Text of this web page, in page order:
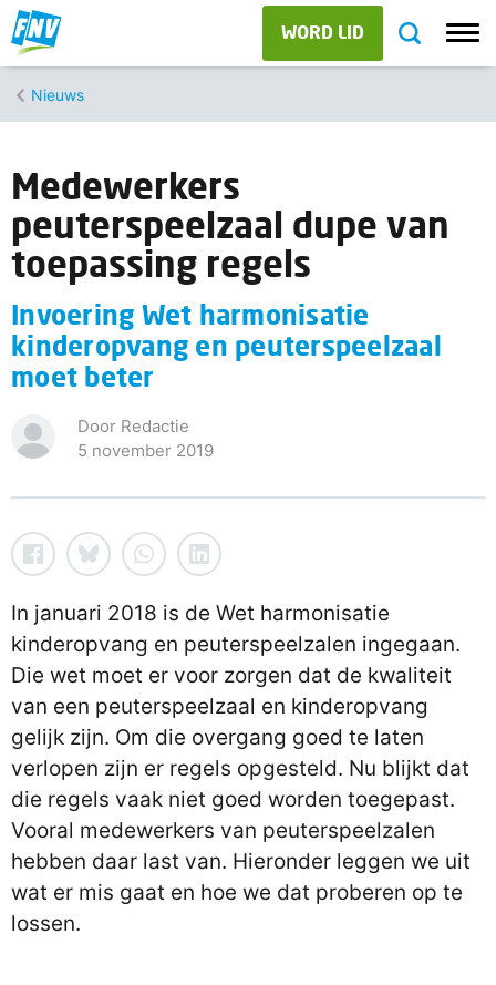
WORD LID
Nieuws
Medewerkers
peuterspeelzaal dupe van
toepassing regels
Invoering Wet harmonisatie
kinderopvang en peuterspeelzaal
moet beter
Door Redactie
5 november 2019
In januari 2018 is de Wet harmonisatie
kinderopvang en peuterspeelzalen ingegaan.
Die wet moet er voor zorgen dat de kwaliteit
van een peuterspeelzaal en kinderopvang
gelijk zijn. Om die overgang goed te laten
verlopen zijn er regels opgesteld. Nu blijkt dat
die regels vaak niet goed worden toegepast.
Vooral medewerkers van peuterspeelzalen
hebben daar last van. Hieronder leggen we uit
wat er mis gaat en hoe we dat proberen op te
lossen.